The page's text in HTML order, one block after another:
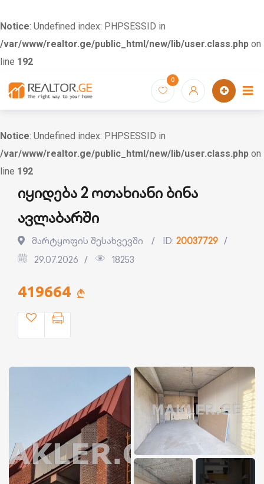
Notice: Undefined index: PHPSESSID in
/var/www/realtor.ge/public_html/new/lib/user.class.php on
line 192
0
Notice: Undefined index: PHPSESSID in
/var/www/realtor.ge/public_html/new/lib/user.class.php on
line 192
იყიდება 2 ოთახიანი ბინა
ავლაბარში
მარტყოფის შესახვევში ID: 20037729
29.07.2026
18253
419664